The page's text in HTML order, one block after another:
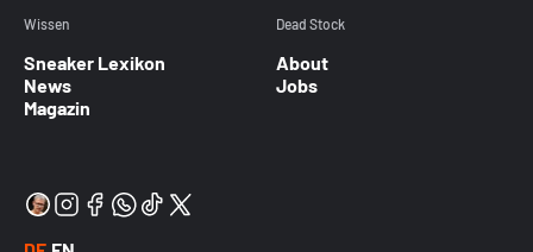
Wissen
Sneaker Lexikon
News
Magazin
Dead Stock
About
Jobs